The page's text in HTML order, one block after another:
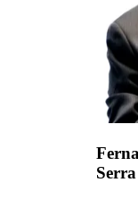
Serra